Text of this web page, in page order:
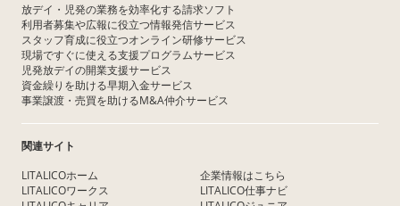
放デイ・児発の業務を効率化する請求ソフト
利用者募集や広報に役立つ情報発信サービス
スタッフ育成に役立つオンライン研修サービス
現場ですぐに使える支援プログラムサービス
児発放デイの開業支援サービス
資金繰りを助ける早期入金サービス
事業譲渡・売買を助けるM&A仲介サービス
関連サイト
LITALICOホーム
LITALICOワークス
企業情報はこちら
LITALICO仕事ナビ